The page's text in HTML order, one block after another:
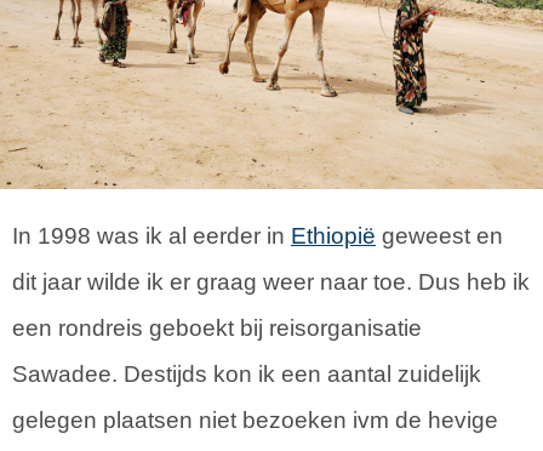
In 1998 was ik al eerder in Ethiopië geweest en
dit jaar wilde ik er graag weer naar toe. Dus heb ik
een rondreis geboekt bij reisorganisatie
Sawadee. Destijds kon ik een aantal zuidelijk
gelegen plaatsen niet bezoeken ivm de hevige